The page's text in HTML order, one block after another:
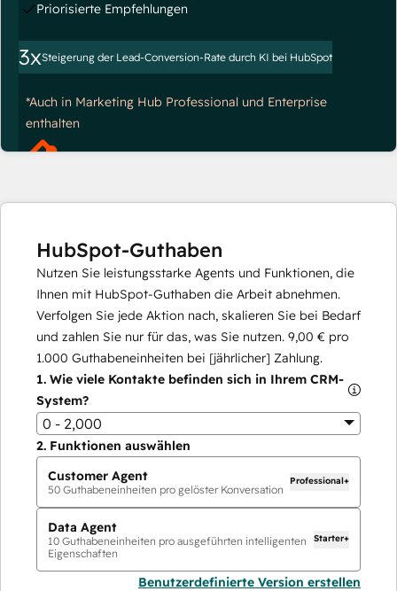
Priorisierte Empfehlungen
3xSteigerung der Lead-Conversion-Rate durch KI bei HubSpot
*Auch in Marketing Hub Professional und Enterprise
enthalten
HubSpot-Guthaben
Nutzen Sie leistungsstarke Agents und Funktionen, die
Ihnen mit HubSpot-Guthaben die Arbeit abnehmen.
Verfolgen Sie jede Aktion nach, skalieren Sie bei Bedarf
und zahlen Sie nur für das, was Sie nutzen. 9,00 € pro
1.000 Guthabeneinheiten bei [jährlicher] Zahlung.
1. Wie viele Kontakte befinden sich in Ihrem CRM-
System?
0 - 2,000
2. Funktionen auswählen
Customer Agent
50 Guthabeneinheiten pro gelöster Konversation
Professional+
Data Agent
10 Guthabeneinheiten pro ausgeführten intelligenten
Eigenschaften
Starter+
Benutzerdefinierte Version erstellen